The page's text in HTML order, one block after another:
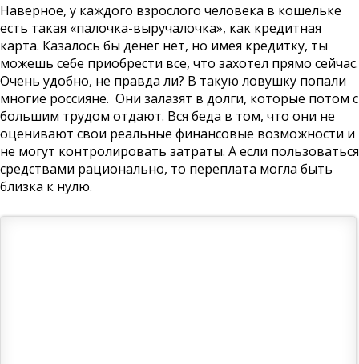
Наверное, у каждого взрослого человека в кошельке
есть такая «палочка-выручалочка», как кредитная
карта. Казалось бы денег нет, но имея кредитку, ты
можешь себе приобрести все, что захотел прямо сейчас.
Очень удобно, не правда ли? В такую ловушку попали
многие россияне. Они залазят в долги, которые потом с
большим трудом отдают. Вся беда в том, что они не
оценивают свои реальные финансовые возможности и
не могут контролировать затраты. А если пользоваться
средствами рационально, то переплата могла быть
близка к нулю.